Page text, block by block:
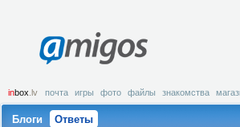
amigos
inbox .lv почта игры фото файлы знакомства
Блоги Ответы